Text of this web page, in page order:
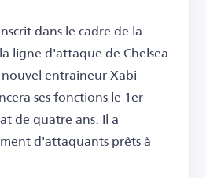
dans le cadre de la
ligne d'attaque de Chelsea
entraîneur Xabi
ses fonctions le 1er
de quatre ans. Il a
d'attaquants prêts à